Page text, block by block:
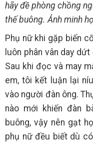
hãy đề phòng chồng
thế buông. Ảnh minh
Phụ nữ khi gặp biến
luôn phân vân day
Sau khi đọc và may
em, tôi kết luận lại
vào người đàn ông.
nào mới khiến đàn
buông, vậy nên gạt
phụ nữ đều biết dù